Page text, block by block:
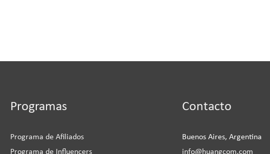
Programas
Programa de Afiliados
Programa de Influencers
Contacto
Buenos Aires, Argentina
info@huangcom.com